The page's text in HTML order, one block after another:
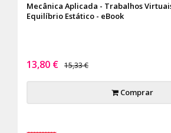
Mecânica Aplicada - Trabalhos
Equilíbrio Estático - eBook
13,80 € 15,33 €
Comprar